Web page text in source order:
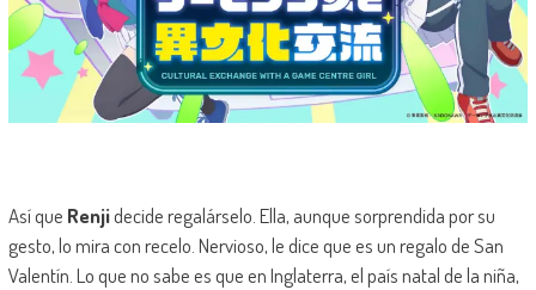
Así que Renjidecide regalárselo. Ella, aunque sorprendida por su
gesto, lo mira con recelo. Nervioso, le dice que es un regalo de San
Valentín. Lo que no sabe es que en Inglaterra, el país natal de la niña,